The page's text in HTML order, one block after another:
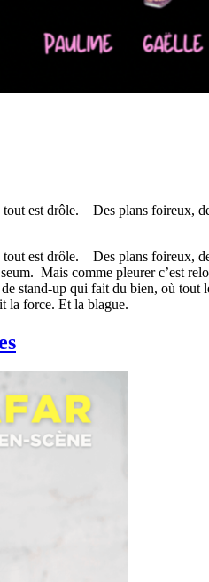
est drôle. Des plans foireux,
est drôle. Des plans foireux,
Mais comme pleurer c’est
up qui fait du bien, où tout
force. Et la blague.